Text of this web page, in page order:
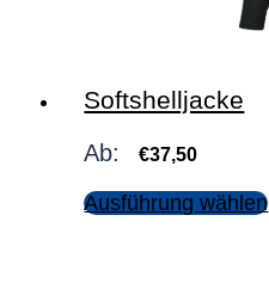
Softshelljacke
Ab: €37,50
Ausführung wählen